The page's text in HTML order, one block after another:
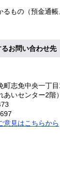
るもの（預金通
お問い合わせ先
町志免中央一丁目
いセンター2階）
意見はこちらから